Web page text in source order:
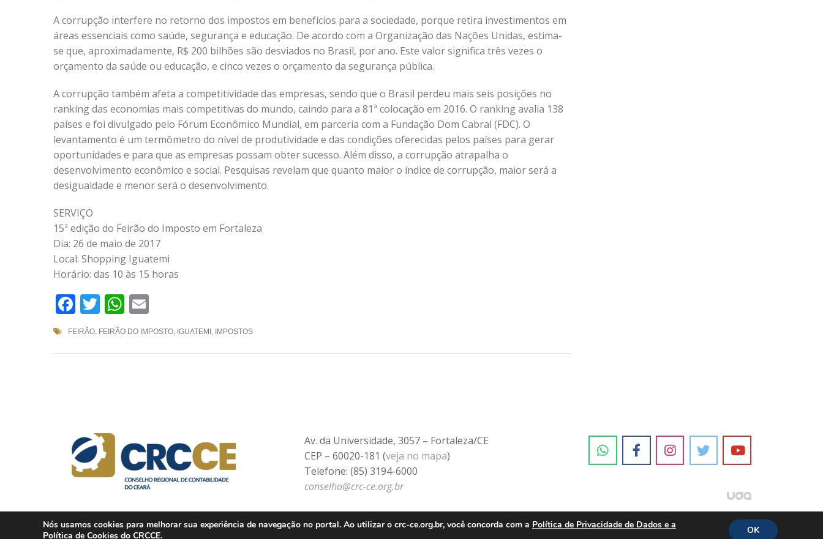
A corrupção interfere no retorno dos impostos em benefícios para a sociedade, porque retira investimentos em
áreas essenciais como saúde, segurança e educação. De acordo com a Organização das Nações Unidas, estima-
se que, aproximadamente, R$ 200 bilhões são desviados no Brasil, por ano. Este valor significa três vezes o
orçamento da saúde ou educação, e cinco vezes o orçamento da segurança pública.
A corrupção também afeta a competitividade das empresas, sendo que o Brasil perdeu mais seis posições no
ranking das economias mais competitivas do mundo, caindo para a 81ª colocação em 2016. O ranking avalia 138
países e foi divulgado pelo Fórum Econômico Mundial, em parceria com a Fundação Dom Cabral (FDC). O
levantamento é um termômetro do nível de produtividade e das condições oferecidas pelos países para gerar
oportunidades e para que as empresas possam obter sucesso. Além disso, a corrupção atrapalha o
desenvolvimento econômico e social. Pesquisas revelam que quanto maior o índice de corrupção, maior será a
desigualdade e menor será o desenvolvimento.
SERVIÇO
15ª edição do Feirão do Imposto em Fortaleza
Dia: 26 de maio de 2017
Local: Shopping Iguatemi
Horário: das 10 às 15 horas
Facebook
TwitterWhatsApp
FEIRÃO, FEIRÃO DO IMPOSTO, IGUATEMI , IMPOSTOS
Av. da Universidade, 3057 – Fortaleza/CE
CEP – 60020-181 (veja no mapa)
Telefone: (85) 3194-6000
conselho@crc-ce.org.br
Nós usamos cookies para melhorar sua experiência de navegação no portal. Ao utilizar o crc-ce.org.br, você concorda com a Política de Privacidade de Dados e a
Política de Cookies do CRCCE. OK